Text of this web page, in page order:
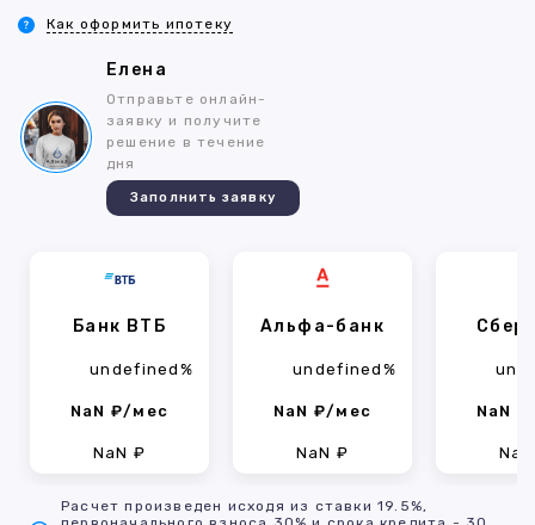
Как оформить ипотеку
Елена
Отправьте онлайн-
заявку и получите
решение в течение
дня
Заполнить заявку
Банк ВТБ
undefined%
NaN ₽/мес
NaN ₽
Альфа-банк
undefined%
NaN ₽/мес
NaN ₽
NaN
Расчет произведен исходя из ставки 19.5%,